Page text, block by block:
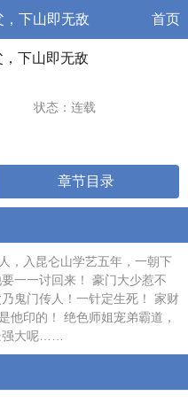
下山即无敌 首页
下山即无敌
状态：连载
章节目录
，入昆仑山学艺五年，一朝下
一一讨回来！ 豪门大少惹不
鬼门传人！一针定生死！ 家财
他印的！ 绝色师姐宠弟霸道，
大呢……